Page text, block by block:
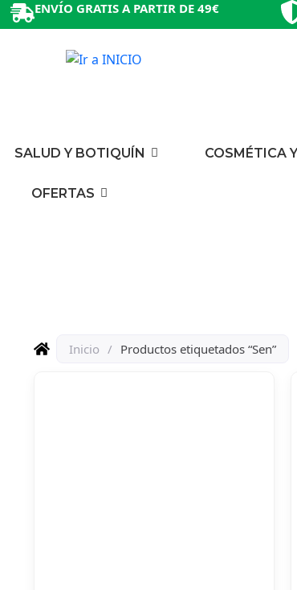
ENVÍO GRATIS A PARTIR DE 49€
SALUD Y BOTIQUÍN COSMÉTICA
OFERTAS
Inicio / Productos etiquetados “Sen”